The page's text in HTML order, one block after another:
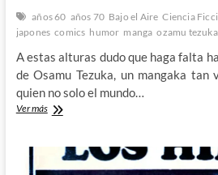
años 60 años 70 Bajo el Aire Ciencia
japones comics humor manga ozamu tezuka
A estas alturas dudo que haga falta
de Osamu Tezuka, un mangaka
quien no solo el mundo…
Ver másBajo